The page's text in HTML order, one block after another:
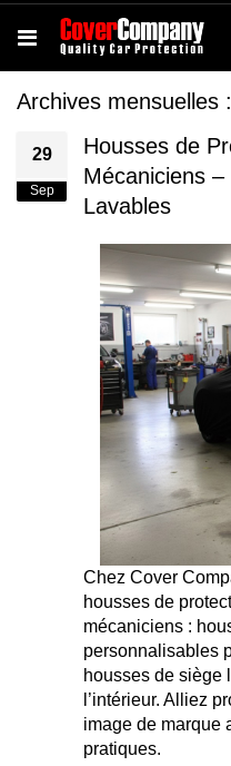
Archives mensuelles
29
Sep
Housses de
Mécaniciens
Lavables
Chez Cover
housses de
mécaniciens :
personnalisables
housses de siège
l’intérieur. Alliez
image de marque
pratiques.